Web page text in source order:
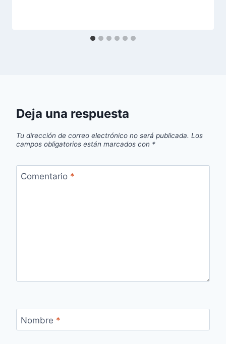
Deja una respuesta
Tu dirección de correo electrónico no será publicada. Los
campos obligatorios están marcados con *
Comentario *
Nombre *